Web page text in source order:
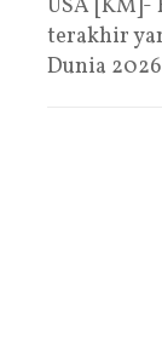
USA
terakhir
Dunia